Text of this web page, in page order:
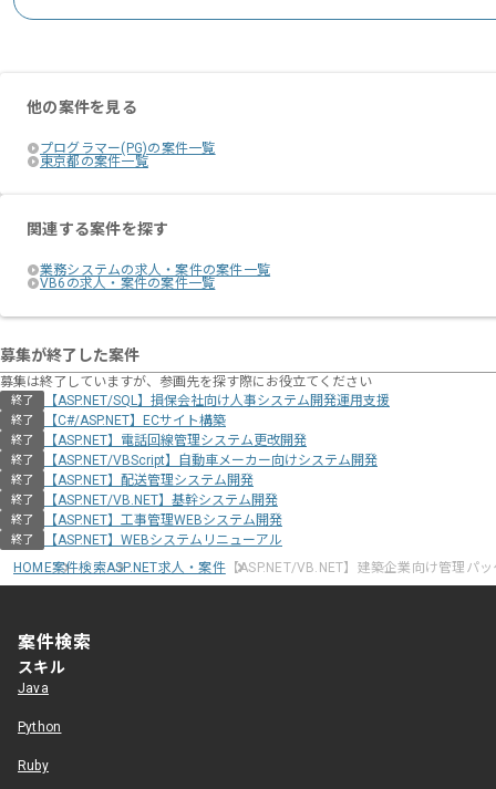
他の案件を見る
プログラマー(PG)の案件一覧
東京都の案件一覧
関連する案件を探す
業務システムの求人・案件の案件一覧
VB6の求人・案件の案件一覧
募集が終了した案件
募集は終了していますが、参画先を探す際にお役立てください
終了 【ASP.NET/SQL】損保会社向け人事システム開発運用支援
終了 【C#/ASP.NET】ECサイト構築
終了 【ASP.NET】電話回線管理システム更改開発
終了 【ASP.NET/VBScript】自動車メーカー向けシステム開発
終了 【ASP.NET】配送管理システム開発
終了 【ASP.NET/VB.NET】基幹システム開発
終了 【ASP.NET】工事管理WEBシステム開発
終了
【ASP.NET】WEBシステムリニューアル
HOME案件検索ASP.NET求人・案件【ASP.NET/VB.NET】建築企業向け管理パ
案件検索
スキル
Java
Python
Ruby